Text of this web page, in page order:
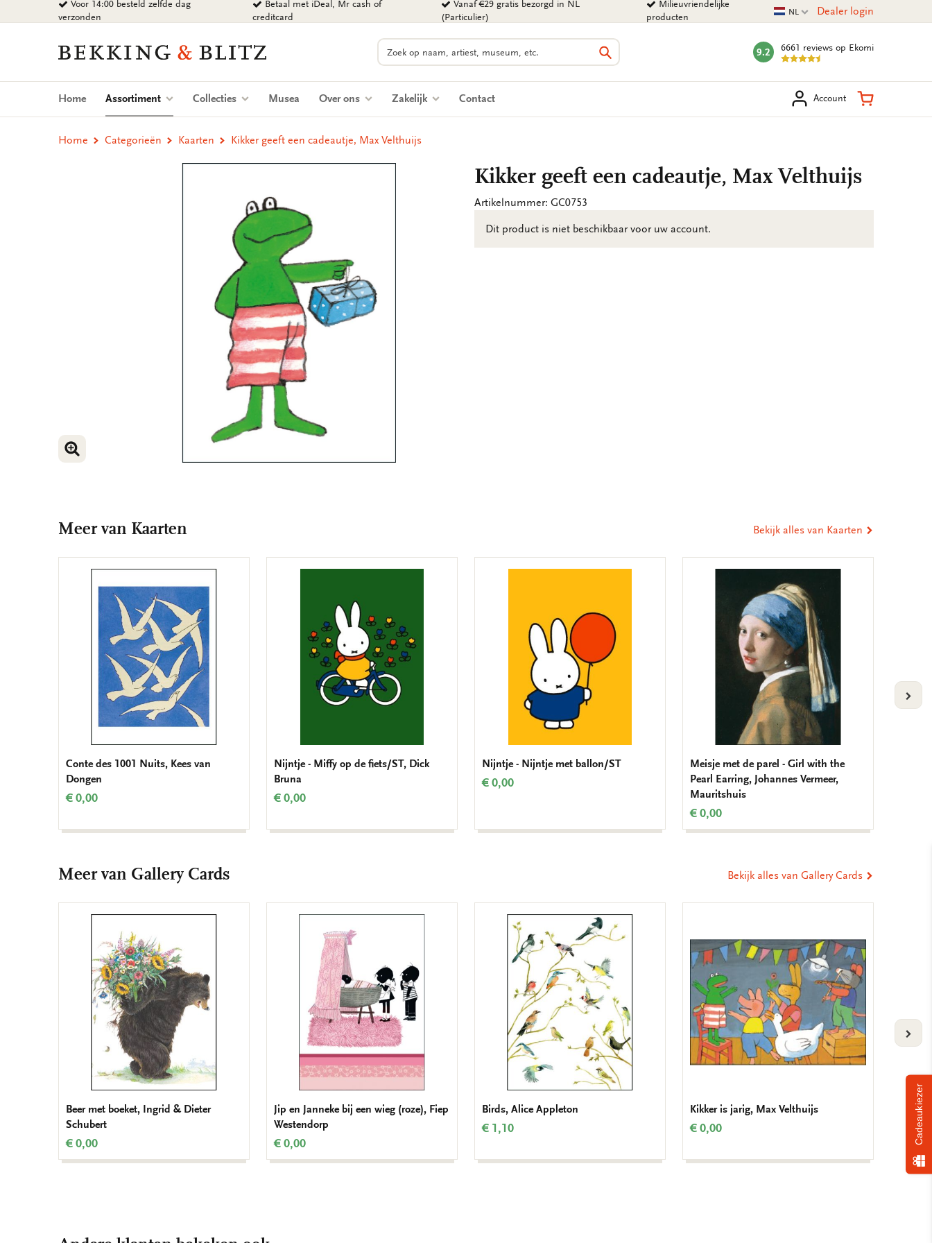
naar
Voor 14:00 besteld zelfde dag
verzonden
Betaal met iDeal, Mr cash of
creditcard
Vanaf €29 gratis bezorgd in NL
(Particulier)
Milieuvriendelijke
producten
Huidige taal
NL Dealer login
Bekking
Blitz
Uitgevers
Zoeken
Zoeken
mark:
9.2 6661 reviews op Ekomi
Home Assortiment (current)Collecties Musea Over ons Zakelijk Contact Account Winkelmand
Home Categorieën Kaarten Kikker geeft een cadeautje, Max Velthuijs
VERGROOT AFBEELDING
Kikker geeft een cadeautje, Max Velthuijs
Artikelnummer: GC0753
Dit product is niet beschikbaar voor uw account.
Meer van Kaarten Bekijk alles van Kaarten
Conte des 1001 Nuits, Kees van
Dongen
€ 0,00
Nijntje - Miffy op de fiets/ST, Dick
Bruna
€ 0,00
Nijntje - Nijntje met ballon/ST
€ 0,00
Meisje met de parel - Girl with the
Pearl Earring, Johannes Vermeer,
Mauritshuis
€ 0,00
Meer van Gallery Cards Bekijk alles van Gallery Cards
Beer met boeket, Ingrid & Dieter
Schubert
€ 0,00
Jip en Janneke bij een wieg (roze), Fiep
Westendorp
€ 0,00
Birds, Alice Appleton
€ 1,10
Kikker is jarig, Max Velthuijs
€ 0,00
Jip
Fiep
€ 0,00
Cadeaukiezer